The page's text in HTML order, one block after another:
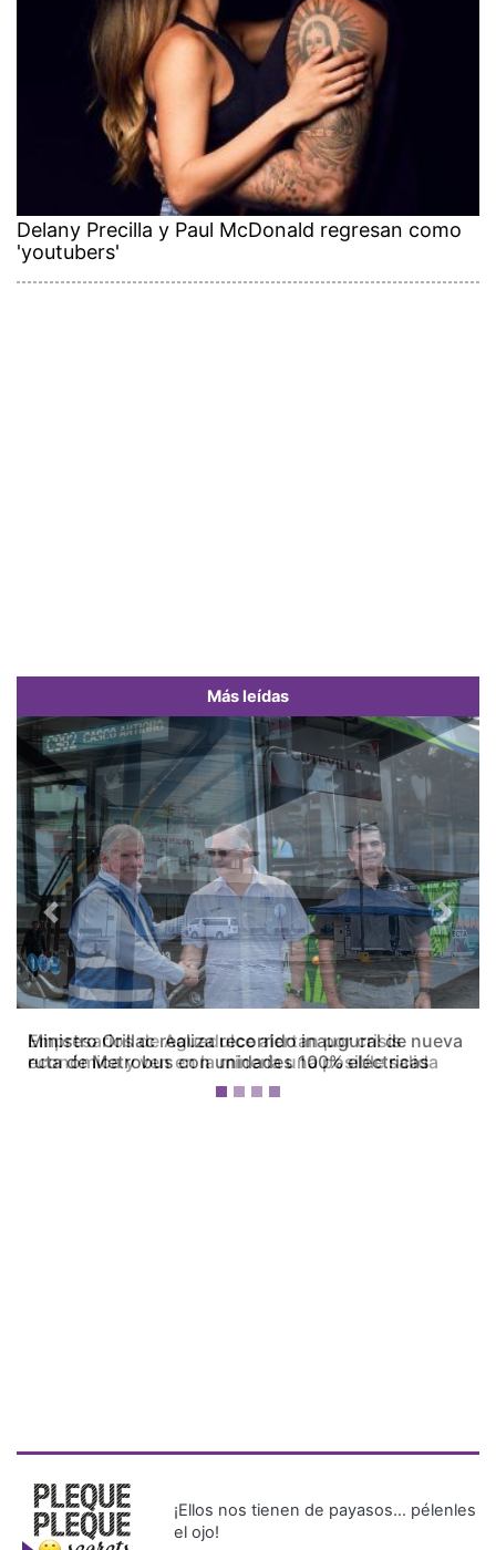
Delany Precilla y Paul McDonald regresan como
'youtubers'
Más leídas
Empresarios de Aguadulce alertan por crisis
económica y ven en la minería una posible salida
Previous Next
¡Ellos nos tienen de payasos… pélenles
el ojo!